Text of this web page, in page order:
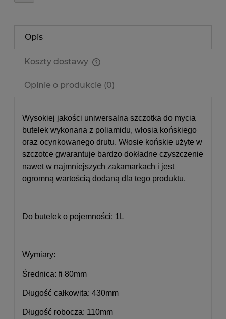
Opis
Koszty dostawy
Opinie o produkcie (0)
Wysokiej jakości uniwersalna szczotka do mycia
butelek wykonana z poliamidu, włosia końskiego
oraz ocynkowanego drutu. Włosie końskie użyte w
szczotce gwarantuje bardzo dokładne czyszczenie
nawet w najmniejszych zakamarkach i jest
ogromną wartością dodaną dla tego produktu.
Do butelek o pojemności: 1L
Wymiary:
Średnica: fi 80mm
Długość całkowita: 430mm
Długość robocza: 110mm